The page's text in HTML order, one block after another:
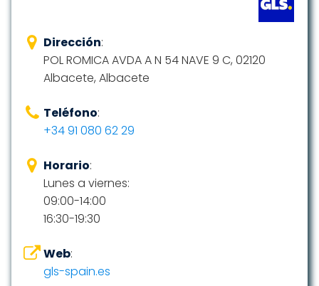
Dirección:
POL ROMICA AVDA A N 54 NAVE 9 C, 02120
Albacete, Albacete
Teléfono:
+34 91 080 62 29
Horario:
Lunes a viernes:
09:00-14:00
16:30-19:30
Web:
gls-spain.es